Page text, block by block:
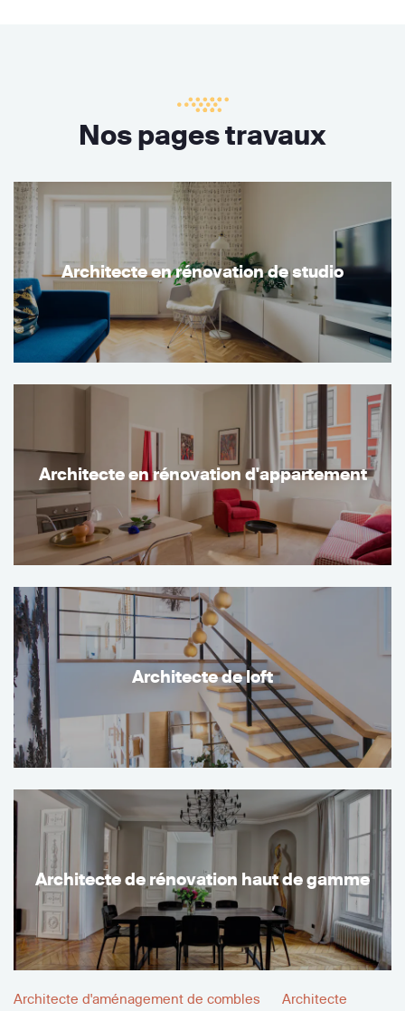
Nos pages travaux
Architecte en rénovation de studio
Architecte en rénovation d'appartement
Architecte de loft
Architecte de rénovation haut de gamme
Architecte d'aménagement de combles
Architecte